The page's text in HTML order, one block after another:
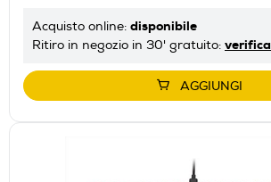
Acquisto online: disponibile
Ritiro in negozio in 30' gratuito: verifica
AGGIUNGI